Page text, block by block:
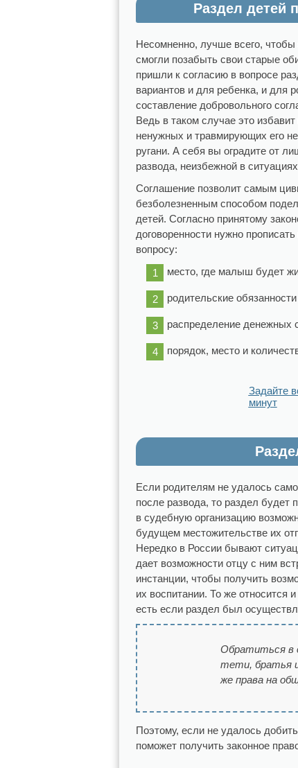
Раздел детей
Несомненно, лучше всего, чтобы
смогли позабыть свои старые
пришли к согласию в вопросе
вариантов и для ребенка, и для
составление добровольного
Ведь в таком случае это
ненужных и травмирующих его
ругани. А себя вы оградите от
развода, неизбежной в
Соглашение позволит самым
безболезненным способом
детей. Согласно принятому
договоренности нужно
вопросу:
место, где малыш будет
родительские
распределение денежных
порядок, место и
Задайте
минут
Если родителям не удалось
после развода, то раздел будет
в судебную организацию
будущем местожительстве их
Нередко в России бывают
дает возможности отцу с ним
инстанции, чтобы получить
их воспитании. То же относится
есть если раздел был
Обратиться в
тети, братья
же права на
Поэтому, если не удалось
поможет получить законное